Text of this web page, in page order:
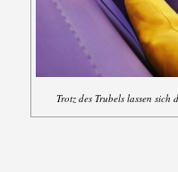
Trotz des Trubels lassen sich